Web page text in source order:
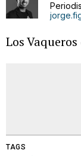
Los
TAGS